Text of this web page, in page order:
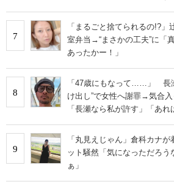
7
「まるごと捨てられるの!?
室弁当→“まさかの工夫”に「
あったかー！」
8
「47歳にもなって……」 長
け出し”で女性へ謝罪→気合
「長瀬なら私が許す」「あれ
9
「丸見えじゃん」倉科カナが
ット騒然「気になっただろう
ぁ」